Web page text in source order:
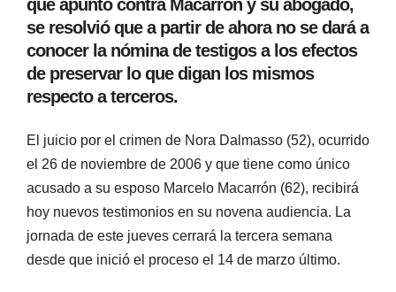
que apuntó contra Macarrón y su abogado,
se resolvió que a partir de ahora no se dará a
conocer la nómina de testigos a los efectos
de preservar lo que digan los mismos
respecto a terceros.
El juicio por el crimen de Nora Dalmasso (52), ocurrido
el 26 de noviembre de 2006 y que tiene como único
acusado a su esposo Marcelo Macarrón (62), recibirá
hoy nuevos testimonios en su novena audiencia. La
jornada de este jueves cerrará la tercera semana
desde que inició el proceso el 14 de marzo último.